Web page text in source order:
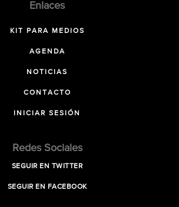
Enlaces
KIT PARA MEDIOS
AGENDA
NOTICIAS
CONTACTO
INICIAR SESIÓN
Redes Sociales
SEGUIR EN TWITTER
SEGUIR EN FACEBOOK